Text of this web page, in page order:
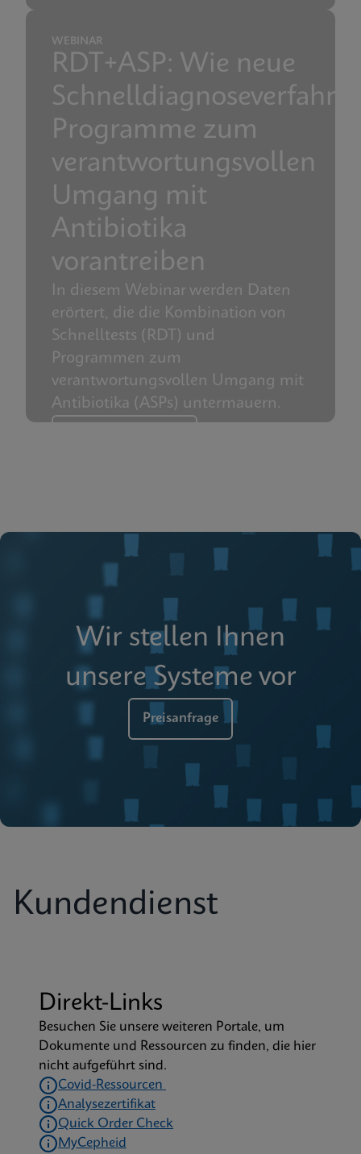
WEBINAR
RDT+ASP: Wie neue
Programme zum
verantwortungsvollen
Umgang mit
Antibiotika
vorantreiben
In diesem Webinar werden Daten
erörtert, die die Kombination von
Schnelltests (RDT) und
Programmen zum
verantwortungsvollen Umgang mit
Antibiotika (ASPs) untermauern.
Wir stellen Ihnen
unsere Systeme vor
Preisanfrage
Kundendienst
Direkt-Links
Besuchen Sie unsere weiteren Portale, um
Dokumente und Ressourcen zu finden, die hier
nicht aufgeführt sind.
Covid-Ressourcen
Analysezertifikat
Quick Order Check
MyCepheid